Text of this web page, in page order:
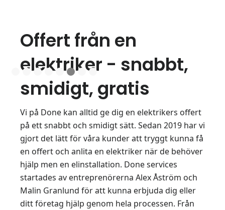
Offert från en
elektriker - snabbt,
smidigt, gratis
Vi på Done kan alltid ge dig en elektrikers offert
på ett snabbt och smidigt sätt. Sedan 2019 har vi
gjort det lätt för våra kunder att tryggt kunna få
en offert och anlita en elektriker när de behöver
hjälp men en elinstallation. Done services
startades av entreprenörerna Alex Åström och
Malin Granlund för att kunna erbjuda dig eller
ditt företag hjälp genom hela processen. Från